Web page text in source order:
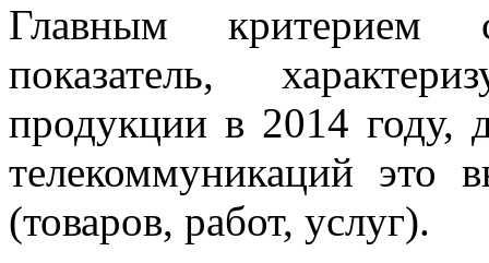
Главным критерием
показатель,
продукции в 2014 году,
телекоммуникаций это
(товаров, работ, услуг).